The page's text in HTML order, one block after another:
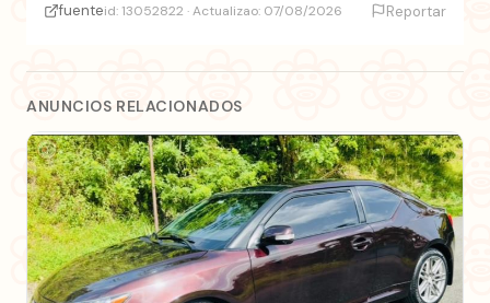
fuenteid: 13052822 · Actualizao: 07/08/2026 Reportar
ANUNCIOS RELACIONADOS